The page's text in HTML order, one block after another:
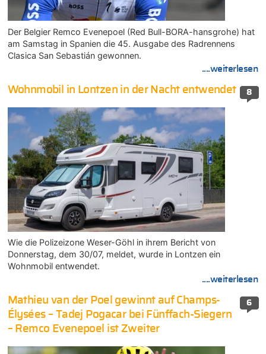
Der Belgier Remco Evenepoel (Red Bull-BORA-hansgrohe) hat
am Samstag in Spanien die 45. Ausgabe des Radrennens
Clasica San Sebastián gewonnen.
....weiterlesen
8
Wohnmobil in Lontzen in der Nacht entwendet
Wie die Polizeizone Weser-Göhl in ihrem Bericht von
Donnerstag, dem 30/07, meldet, wurde in Lontzen ein
Wohnmobil entwendet.
....weiterlesen
6
Mathieu van der Poel gewinnt auf Champs-
Élysées – Tadej Pogacar bei Fünffach-Siegern
– Remco Evenepoel ist Zweiter